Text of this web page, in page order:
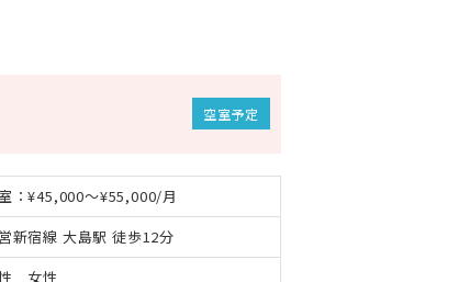
空室予定
：¥45,000～¥55,000/月
新宿線 大島駅 徒歩12分
女性